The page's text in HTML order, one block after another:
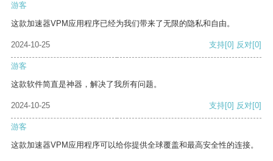
游客
这款加速器VPM应用程序已经为我们带来了无限的隐私和自由。
2024-10-25 支持[0] 反对[0]
游客
这款软件简直是神器，解决了我所有问题。
2024-10-25 支持[0] 反对[0]
游客
这款加速器VPM应用程序可以给你提供全球覆盖和最高安全性的连接。